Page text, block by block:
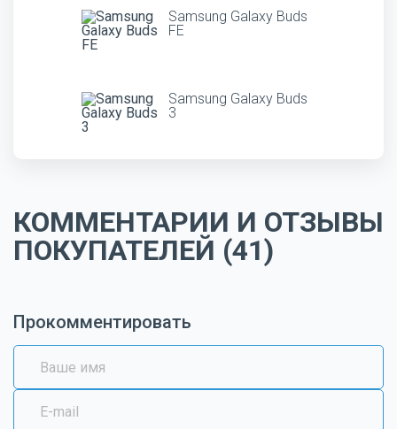
Samsung Galaxy Buds
FE
Samsung Galaxy Buds
3
КОММЕНТАРИИ И ОТЗЫВЫ
ПОКУПАТЕЛЕЙ (41)
Прокомментировать